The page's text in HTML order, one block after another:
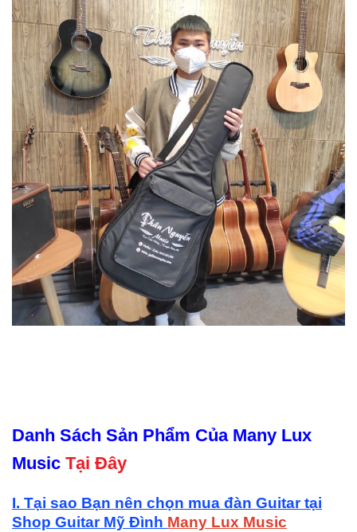
Danh Sách Sản Phẩm Của Many Lux
Music Tại Đây
I. Tại sao Bạn nên chọn mua đàn Guitar tại
Shop Guitar Mỹ Đình Many Lux Music